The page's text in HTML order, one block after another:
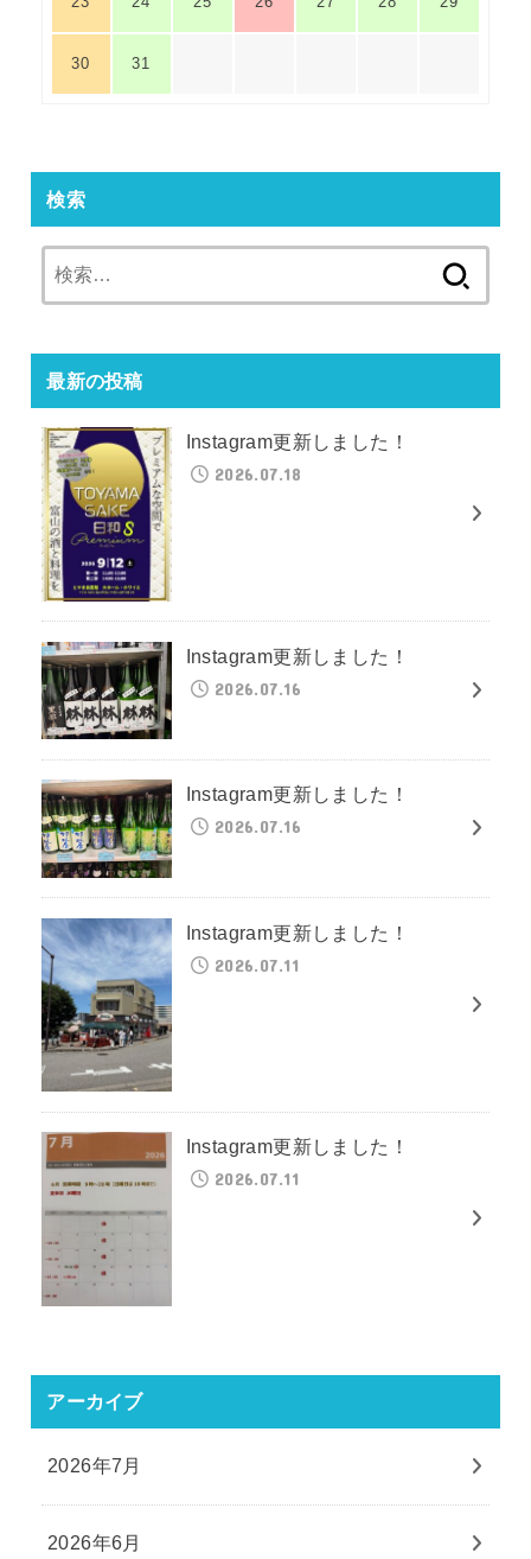
30 31
検索
索:
最新の投稿
Instagram更新しました！
2026.07.18
Instagram更新しました！
2026.07.16
Instagram更新しました！
2026.07.16
Instagram更新しました！
2026.07.11
Instagram更新しました！
2026.07.11
アーカイブ
2026年7月
2026年6月